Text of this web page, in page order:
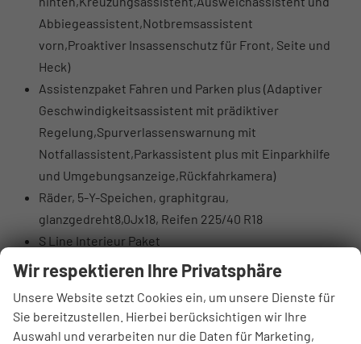
Abbiegeassistent,Notbremsassistent
vorn,Proaktiver Insassenschutz für Front, Seite und
Heck)
Assistenzpaket Fahren und Parken plus (Adaptiver
Geschwindigkeitsassistent mit prädiktiver
Regelung,Spurverlassenswarnung mit
Notfallassistent,Parkassistent plus mit Einparkhilfe
und Umgebungsanzeige,Rückfahrkamera)
Räder, 5-Y-Speichen, graphitgrau,
glanzgedreht8,0Jx18, Reifen 225/40 R18
S Line Interieur Paket
Serienausstattung
Sonstiges
7-Gang-Automatikgetriebe
Wir respektieren Ihre Privatsphäre
Unsere Website setzt Cookies ein, um unsere Dienste für
Sie bereitzustellen. Hierbei berücksichtigen wir Ihre
Auswahl und verarbeiten nur die Daten für Marketing,